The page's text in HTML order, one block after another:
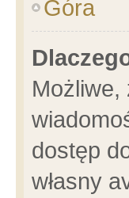
Góra
Możliwe,
dostęp
własny